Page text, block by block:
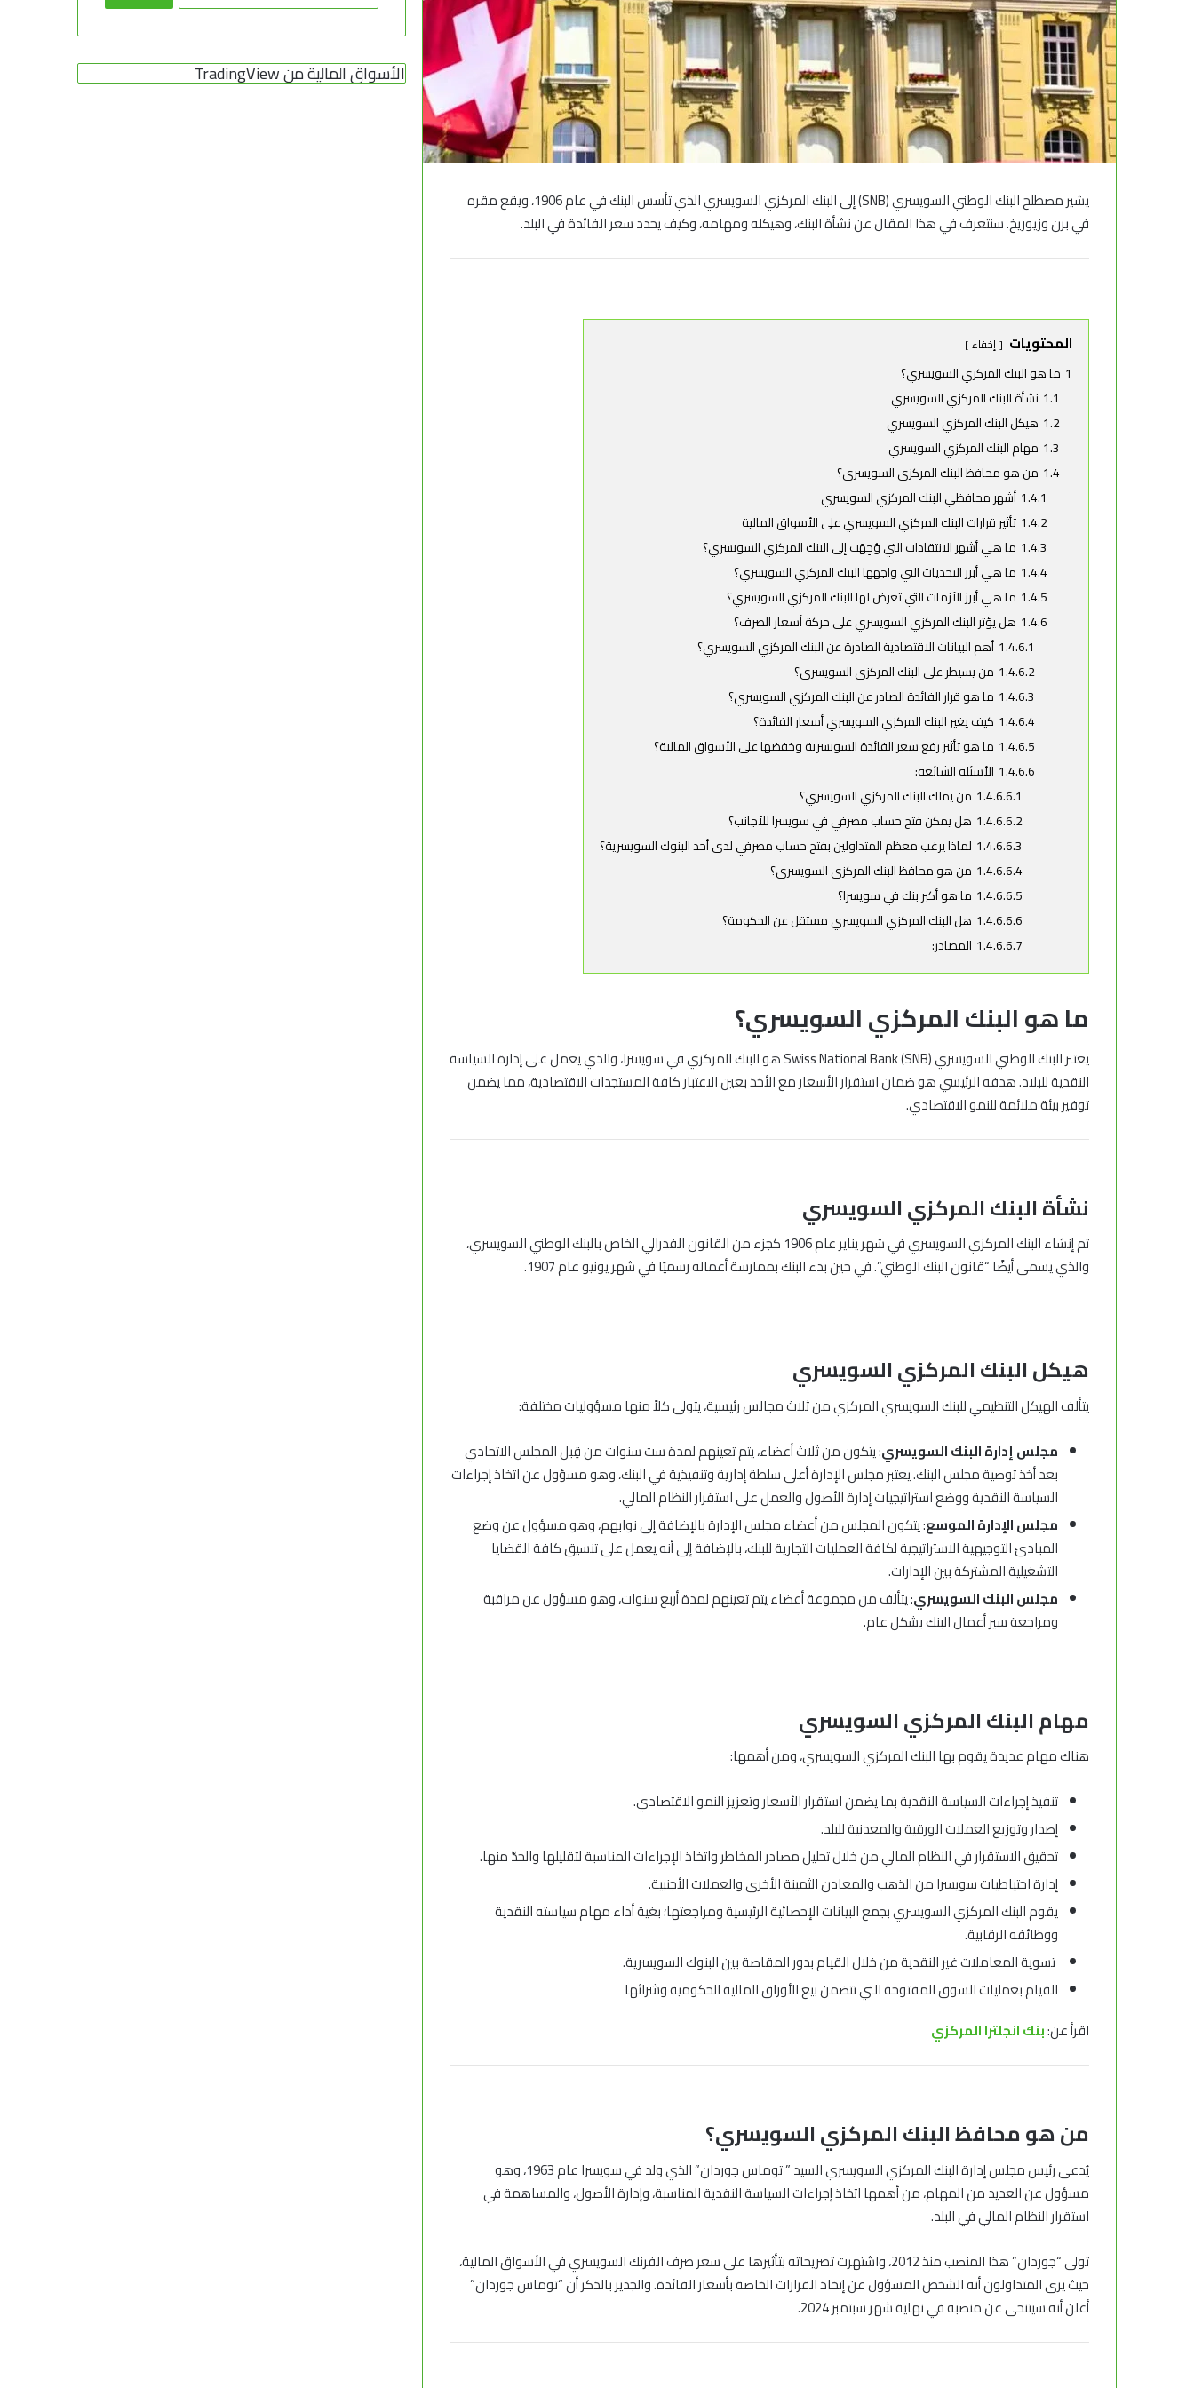
يشير مصطلح البنك الوطني السويسري (SNB) إلى البنك المركزي السويسري الذي تأسس البنك في عام 1906، ويقع مقره
في برن وزيوريخ.سنتعرف في هذا المقال عن نشأة البنك، وهيكله ومهامه، وكيف يحدد سعر الفائدة في البلد.
المحتويات إخفاء
1 ما هو البنك المركزي السويسري؟
1.1 نشأة البنك المركزي السويسري
1.2 هيكل البنك المركزي السويسري
1.3 مهام البنك المركزي السويسري
1.4 من هو محافظ البنك المركزي السويسري؟
1.4.1 أشهر محافظي البنك المركزي السويسري
1.4.2 تأثير قرارات البنك المركزي السويسري على الأسواق المالية
1.4.3 ما هي أشهر الانتقادات التي وُجِهَت إلى البنك المركزي السويسري؟
1.4.4 ما هي أبرز التحديات التي واجهها البنك المركزي السويسري؟
1.4.5 ما هي أبرز الأزمات التي تعرض لها البنك المركزي السويسري؟
1.4.6 هل يؤثر البنك المركزي السويسري على حركة أسعار الصرف؟
1.4.6.1 أهم البيانات الاقتصادية الصادرة عن البنك المركزي السويسري؟
1.4.6.2 من يسيطر على البنك المركزي السويسري؟
1.4.6.3 ما هو قرار الفائدة الصادر عن البنك المركزي السويسري؟
1.4.6.4 كيف يغير البنك المركزي السويسري أسعار الفائدة؟
1.4.6.5 ما هو تأثير رفع سعر الفائدة السويسرية وخفضها على الأسواق المالية؟
1.4.6.6 الأسئلة الشائعة:
1.4.6.6.1 من يملك البنك المركزي السويسري؟
1.4.6.6.2 هل يمكن فتح حساب مصرفي في سويسرا للأجانب؟
1.4.6.6.3 لماذا يرغب معظم المتداولين بفتح حساب مصرفي لدى أحد البنوك السويسرية؟
1.4.6.6.4 من هو محافظ البنك المركزي السويسري؟
1.4.6.6.5 ما هو أكبر بنك في سويسرا؟
1.4.6.6.6 هل البنك المركزي السويسري مستقل عن الحكومة؟
1.4.6.6.7 المصادر:
ما هوالبنك المركزي السويسري؟
يعتبر البنك الوطني السويسري (Swiss National Bank (SNBهو البنك المركزي في سويسرا، والذي يعمل على إدارة السياسة
النقدية للبلاد. هدفه الرئيسي هو ضمان استقرار الأسعار مع الأخذ بعين الاعتبار كافة المستجدات الاقتصادية، مما يضمن
توفير بيئة ملائمة للنمو الاقتصادي.
نشأةالبنك المركزي السويسري
تم إنشاء البنك المركزي السويسري في شهر يناير عام 1906 كجزء من القانون الفدرالي الخاص بالبنك الوطني السويسري،
والذي يسمى أيضًا “قانون البنك الوطني”. في حين بدء البنك بممارسة أعماله رسميًا في شهر يونيو عام 1907.
هيكل البنك المركزي السويسري
يتألف الهيكل التنظيمي للبنك السويسري المركزي من ثلاث مجالس رئيسية، يتولى كلاً منها مسؤوليات مختلفة:
مجلس إدارة البنك السويسري: يتكون من ثلاث أعضاء، يتم تعينهم لمدة ست سنوات من قِبل المجلس الاتحادي
بعد أخذ توصية مجلس البنك. يعتبر مجلس الإدارة أعلى سلطة إدارية وتنفيذية في البنك، وهو مسؤول عن اتخاذ إجراءات
السياسة النقدية ووضع استراتيجيات إدارة الأصول والعمل على استقرار النظام المالي.
مجلس الإدارة الموسع: يتكون المجلس من أعضاء مجلس الإدارة بالإضافة إلى نوابهم، وهو مسؤول عن وضع
المبادئ التوجيهية الاستراتيجية لكافة العمليات التجارية للبنك، بالإضافة إلى أنه يعمل على تنسيق كافة القضايا
التشغيلية المشتركة بين الإدارات.
مجلس البنك السويسري: يتألف من مجموعة أعضاء يتم تعينهم لمدة أربع سنوات، وهو مسؤول عن مراقبة
ومراجعة سير أعمال البنك بشكل عام.
مهامالبنك المركزي السويسري
هناك مهام عديدة يقوم بها البنك المركزي السويسري، ومن أهمها:
تنفيذ إجراءات السياسة النقدية بما يضمن استقرار الأسعار وتعزيز النمو الاقتصادي.
إصدار وتوزيع العملات الورقية والمعدنية للبلد.
تحقيق الاستقرار في النظام المالي من خلال تحليل مصادر المخاطر واتخاذ الإجراءات المناسبة لتقليلها والحدّ منها.
إدارة احتياطيات سويسرا من الذهب والمعادن الثمينة الأخرى والعملات الأجنبية.
يقوم البنك المركزي السويسري بجمع البيانات الإحصائية الرئيسية ومراجعتها؛ بغية أداء مهام سياسته النقدية
ووظائفه الرقابية.
تسوية المعاملات غير النقدية من خلال القيام بدور المقاصة بين البنوك السويسرية.
القيام بعمليات السوق المفتوحة التي تتضمن بيع الأوراق المالية الحكومية وشرائها
اقرأ عن:بنك انجلترا المركزي
من هو محافظالبنك المركزي السويسري؟
يُدعى رئيس مجلس إدارة البنك المركزي السويسري السيد ” توماس جوردان” الذي ولد في سويسرا عام 1963، وهو
مسؤول عن العديد من المهام، من أهمها اتخاذ إجراءات السياسة النقدية المناسبة، وإدارة الأصول، والمساهمة في
استقرار النظام المالي في البلد.
تولى “جوردان” هذا المنصب منذ 2012، واشتهرت تصريحاته بتأثيرها على سعر صرف الفرنك السويسري في الأسواق المالية،
حيث يرى المتداولون أنه الشخص المسؤول عن إتخاذ القرارات الخاصة بأسعار الفائدة. والجدير بالذكر أن “توماس جوردان”
أعلن أنه سيتنحى عن منصبه في نهاية شهر سبتمبر 2024.
‎الأسواق المالية‎ ‎ من TradingView